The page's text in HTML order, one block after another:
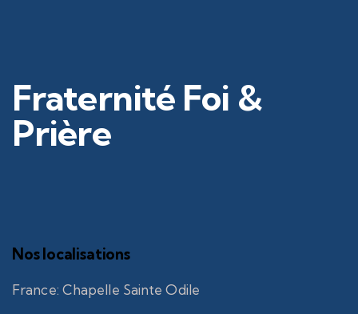
Fraternité Foi &
Prière
Nos localisations
France: Chapelle Sainte Odile